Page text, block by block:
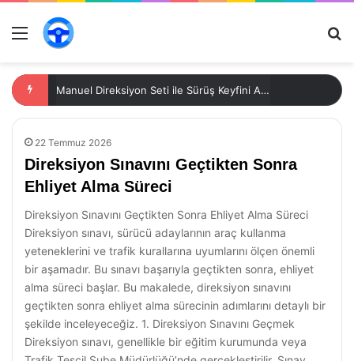
Menü
Manuel Direksiyon Seti ile Sürüş Keyfini Artırın
22 Temmuz 2026
Direksiyon Sınavını Geçtikten Sonra
Ehliyet Alma Süreci
Direksiyon Sınavını Geçtikten Sonra Ehliyet Alma Süreci
Direksiyon sınavı, sürücü adaylarının araç kullanma
yeteneklerini ve trafik kurallarına uyumlarını ölçen önemli
bir aşamadır. Bu sınavı başarıyla geçtikten sonra, ehliyet
alma süreci başlar. Bu makalede, direksiyon sınavını
geçtikten sonra ehliyet alma sürecinin adımlarını detaylı bir
şekilde inceleyeceğiz. 1. Direksiyon Sınavını Geçmek
Direksiyon sınavı, genellikle bir eğitim kurumunda veya